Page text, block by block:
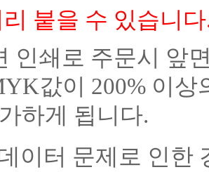
붙을 수 있습니
인쇄로 주문시 앞
값이 200% 이
하게 됩니다.
이터 문제로 인한